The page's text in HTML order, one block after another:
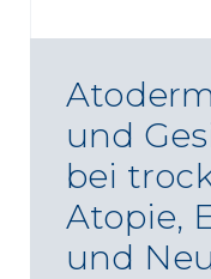
und
bei
Atopie,
und